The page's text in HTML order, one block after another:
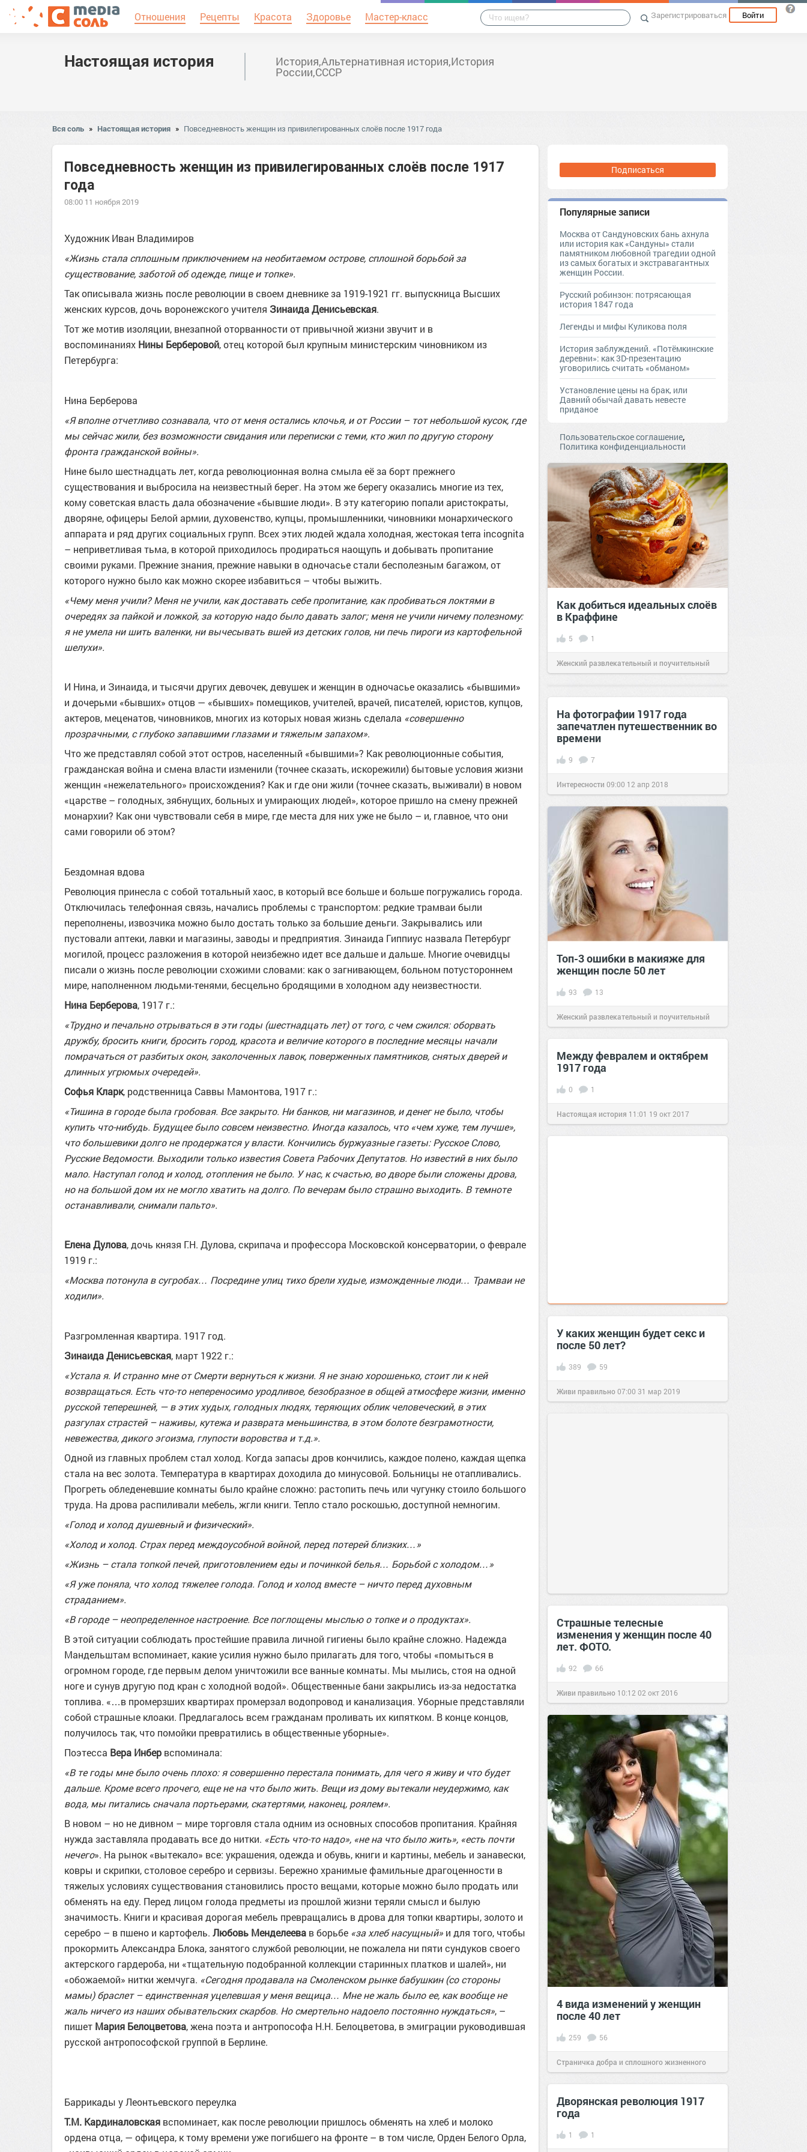
Отношения Рецепты Красота Здоровье Мастер-класс Зарегистрироваться Войти
Настоящая история История,Альтернативная история,История
России,СССР
Вся соль » Настоящая история » Повседневность женщин из привилегированных слоёв после 1917 года
Повседневность женщин из привилегированных слоёв после 1917
года
08:00 11 ноября 2019
Художник Иван Владимиров
«Жизнь стала сплошным приключением на необитаемом острове, сплошной борьбой за
существование, заботой об одежде, пище и топке».
Так описывала жизнь после революции в своем дневнике за 1919-1921 гг. выпускница Высших
женских курсов, дочь воронежского учителя Зинаида Денисьевская.
Тот же мотив изоляции, внезапной оторванности от привычной жизни звучит и в
воспоминаниях Нины Берберовой, отец которой был крупным министерским чиновником из
Петербурга:
Нина Берберова
«Я вполне отчетливо сознавала, что от меня остались клочья, и от России – тот небольшой кусок, где
мы сейчас жили, без возможности свидания или переписки с теми, кто жил по другую сторону
фронта гражданской войны».
Нине было шестнадцать лет, когда революционная волна смыла её за борт прежнего
существования и выбросила на неизвестный берег. На этом же берегу оказались многие из тех,
кому советская власть дала обозначение «бывшие люди». В эту категорию попали аристократы,
дворяне, офицеры Белой армии, духовенство, купцы, промышленники, чиновники монархического
аппарата и ряд других социальных групп. Всех этих людей ждала холодная, жестокая terra incognita
– неприветливая тьма, в которой приходилось продираться наощупь и добывать пропитание
своими руками. Прежние знания, прежние навыки в одночасье стали бесполезным багажом, от
которого нужно было как можно скорее избавиться – чтобы выжить.
«Чему меня учили? Меня не учили, как доставать себе пропитание, как пробиваться локтями в
очередях за пайкой и ложкой, за которую надо было давать залог; меня не учили ничему полезному:
я не умела ни шить валенки, ни вычесывать вшей из детских голов, ни печь пироги из картофельной
шелухи».
И Нина, и Зинаида, и тысячи других девочек, девушек и женщин в одночасье оказались «бывшими»
и дочерьми «бывших» отцов — «бывших» помещиков, учителей, врачей, писателей, юристов, купцов,
актеров, меценатов, чиновников, многих из которых новая жизнь сделала «совершенно
прозрачными, с глубоко запавшими глазами и тяжелым запахом».
Что же представлял собой этот остров, населенный «бывшими»? Как революционные события,
гражданская война и смена власти изменили (точнее сказать, искорежили) бытовые условия жизни
женщин «нежелательного» происхождения? Как и где они жили (точнее сказать, выживали) в новом
«царстве – голодных, зябнущих, больных и умирающих людей», которое пришло на смену прежней
монархии? Как они чувствовали себя в мире, где места для них уже не было – и, главное, что они
сами говорили об этом?
Бездомная вдова
Революция принесла с собой тотальный хаос, в который все больше и больше погружались города.
Отключилась телефонная связь, начались проблемы с транспортом: редкие трамваи были
переполнены, извозчика можно было достать только за большие деньги. Закрывались или
пустовали аптеки, лавки и магазины, заводы и предприятия. Зинаида Гиппиус назвала Петербург
могилой, процесс разложения в которой неизбежно идет все дальше и дальше. Многие очевидцы
писали о жизнь после революции схожими словами: как о загнивающем, больном потустороннем
мире, наполненном людьми-тенями, бесцельно бродящими в холодном аду неизвестности.
Нина Берберова, 1917 г.:
«Трудно и печально отрываться в эти годы (шестнадцать лет) от того, с чем сжился: оборвать
дружбу, бросить книги, бросить город, красота и величие которого в последние месяцы начали
помрачаться от разбитых окон, заколоченных лавок, поверженных памятников, снятых дверей и
длинных угрюмых очередей».
Софья Кларк, родственница Саввы Мамонтова, 1917 г.:
«Тишина в городе была гробовая. Все закрыто. Ни банков, ни магазинов, и денег не было, чтобы
купить что-нибудь. Будущее было совсем неизвестно. Иногда казалось, что «чем хуже, тем лучше»,
что большевики долго не продержатся у власти. Кончились буржуазные газеты: Русское Слово,
Русские Ведомости. Выходили только известия Совета Рабочих Депутатов. Но известий в них было
мало. Наступал голод и холод, отопления не было. У нас, к счастью, во дворе были сложены дрова,
но на большой дом их не могло хватить на долго. По вечерам было страшно выходить. В темноте
останавливали, снимали пальто».
Елена Дулова, дочь князя Г.Н. Дулова, скрипача и профессора Московской консерватории, о феврале
1919 г.:
«Москва потонула в сугробах… Посредине улиц тихо брели худые, изможденные люди… Трамваи не
ходили».
Разгромленная квартира. 1917 год.
Зинаида Денисьевская, март 1922 г.:
«Устала я. И странно мне от Смерти вернуться к жизни. Я не знаю хорошенько, стоит ли к ней
возвращаться. Есть что-то непереносимо уродливое, безобразное в общей атмосфере жизни, именно
русской теперешней, — в этих худых, голодных людях, теряющих облик человеческий, в этих
разгулах страстей – наживы, кутежа и разврата меньшинства, в этом болоте безграмотности,
невежества, дикого эгоизма, глупости воровства и т.д.».
Одной из главных проблем стал холод. Когда запасы дров кончились, каждое полено, каждая щепка
стала на вес золота. Температура в квартирах доходила до минусовой. Больницы не отапливались.
Прогреть обледеневшие комнаты было крайне сложно: растопить печь или чугунку стоило большого
труда. На дрова распиливали мебель, жгли книги. Тепло стало роскошью, доступной немногим.
«Голод и холод душевный и физический».
«Холод и холод. Страх перед междоусобной войной, перед потерей близких…»
«Жизнь – стала топкой печей, приготовлением еды и починкой белья… Борьбой с холодом…»
«Я уже поняла, что холод тяжелее голода. Голод и холод вместе – ничто перед духовным
страданием».
«В городе – неопределенное настроение. Все поглощены мыслью о топке и о продуктах».
В этой ситуации соблюдать простейшие правила личной гигиены было крайне сложно. Надежда
Мандельштам вспоминает, какие усилия нужно было прилагать для того, чтобы «помыться в
огромном городе, где первым делом уничтожили все ванные комнаты. Мы мылись, стоя на одной
ноге и сунув другую под кран с холодной водой». Общественные бани закрылись из-за недостатка
топлива. «…в промерзших квартирах промерзал водопровод и канализация. Уборные представляли
собой страшные клоаки. Предлагалось всем гражданам проливать их кипятком. В конце концов,
получилось так, что помойки превратились в общественные уборные».
Поэтесса Вера Инбер вспоминала:
«В те годы мне было очень плохо: я совершенно перестала понимать, для чего я живу и что будет
дальше. Кроме всего прочего, еще не на что было жить. Вещи из дому вытекали неудержимо, как
вода, мы питались сначала портьерами, скатертями, наконец, роялем».
В новом – но не дивном – мире торговля стала одним из основных способов пропитания. Крайняя
нужда заставляла продавать все до нитки. «Есть что-то надо», «не на что было жить», «есть почти
нечего». На рынок «вытекало» все: украшения, одежда и обувь, книги и картины, мебель и занавески,
ковры и скрипки, столовое серебро и сервизы. Бережно хранимые фамильные драгоценности в
тяжелых условиях существования становились просто вещами, которые можно было продать или
обменять на еду. Перед лицом голода предметы из прошлой жизни теряли смысл и былую
значимость. Книги и красивая дорогая мебель превращались в дрова для топки квартиры, золото и
серебро – в пшено и картофель. Любовь Менделеева в борьбе «за хлеб насущный» и для того, чтобы
прокормить Александра Блока, занятого службой революции, не пожалела ни пяти сундуков своего
актерского гардероба, ни «тщательную подобранной коллекции старинных платков и шалей», ни
«обожаемой» нитки жемчуга. «Сегодня продавала на Смоленском рынке бабушкин (со стороны
мамы) браслет – единственная уцелевшая у меня вещица… Мне не жаль было ее, как вообще не
жаль ничего из наших обывательских скарбов. Но смертельно надоело постоянно нуждаться», –
пишет Мария Белоцветова, жена поэта и антропософа Н.Н. Белоцветова, в эмиграции руководившая
русской антропософской группой в Берлине.
Баррикады у Леонтьевского переулка
Т.М. Кардиналовская вспоминает, как после революции пришлось обменять на хлеб и молоко
ордена отца, — офицера, к тому времени уже погибшего на фронте – в том числе, Орден Белого Орла,
Подписаться
Популярные записи
Москва от Сандуновских бань ахнула
или история как «Сандуны» стали
памятником любовной трагедии одной
из самых богатых и экстравагантных
женщин России.
Русский робинзон: потрясающая
история 1847 года
Легенды и мифы Куликова поля
История заблуждений. «Потёмкинские
деревни»: как 3D-презентацию
уговорились считать «обманом»
Установление цены на брак, или
Давний обычай давать невесте
приданое
Пользовательское соглашение,
Политика конфиденциальности
Как добиться идеальных слоёв
в Краффине
5 1
Женский развлекательный и поучительный
На фотографии 1917 года
запечатлен путешественник во
времени
9 7
Интересности 09:00 12 апр 2018
Топ-3 ошибки в макияже для
женщин после 50 лет
93 13
Женский развлекательный и поучительный
сайт.16:1009 июл 2020
Между февралем и октябрем
1917 года
0 1
Настоящая история 11:01 19 окт 2017
У каких женщин будет секс и
после 50 лет?
389 59
Живи правильно07:00 31 мар 2019
Cтрашные телесные
изменения у женщин после 40
лет. ФОТО.
92 66
Живи правильно 10:12 02 окт 2016
4 вида изменений у женщин
после 40 лет
259 56
Страничка добра и сплошного жизненного
позитива!15:16 07 ноя 2020
Дворянская революция 1917
года
1 1